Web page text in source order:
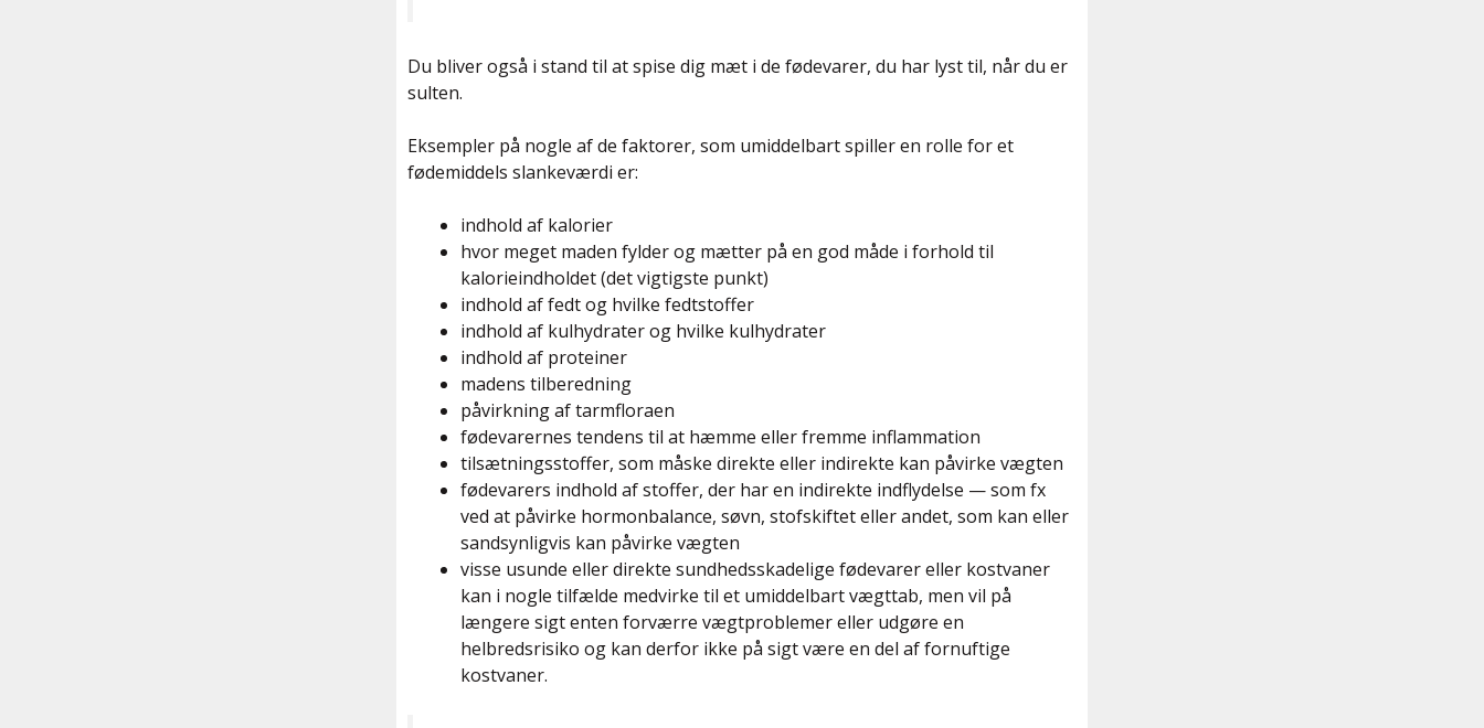
Du bliver også i stand til at spise dig mæt i de fødevarer, du har lyst til, når du er
sulten.
Eksempler på nogle af de faktorer, som umiddelbart spiller en rolle for et
fødemiddels slankeværdi er:
indhold af kalorier
hvor meget maden fylder og mætter på en god måde i forhold til
kalorieindholdet (det vigtigste punkt)
indhold af fedt og hvilke fedtstoffer
indhold af kulhydrater og hvilke kulhydrater
indhold af proteiner
madens tilberedning
påvirkning af tarmfloraen
fødevarernes tendens til at hæmme eller fremme inflammation
tilsætningsstoffer, som måske direkte eller indirekte kan påvirke vægten
fødevarers indhold af stoffer, der har en indirekte indflydelse — som fx
ved at påvirke hormonbalance, søvn, stofskiftet eller andet, som kan eller
sandsynligvis kan påvirke vægten
visse usunde eller direkte sundhedsskadelige fødevarer eller kostvaner
kan i nogle tilfælde medvirke til et umiddelbart vægttab, men vil på
længere sigt enten forværre vægtproblemer eller udgøre en
helbredsrisiko og kan derfor ikke på sigt være en del af fornuftige
kostvaner.